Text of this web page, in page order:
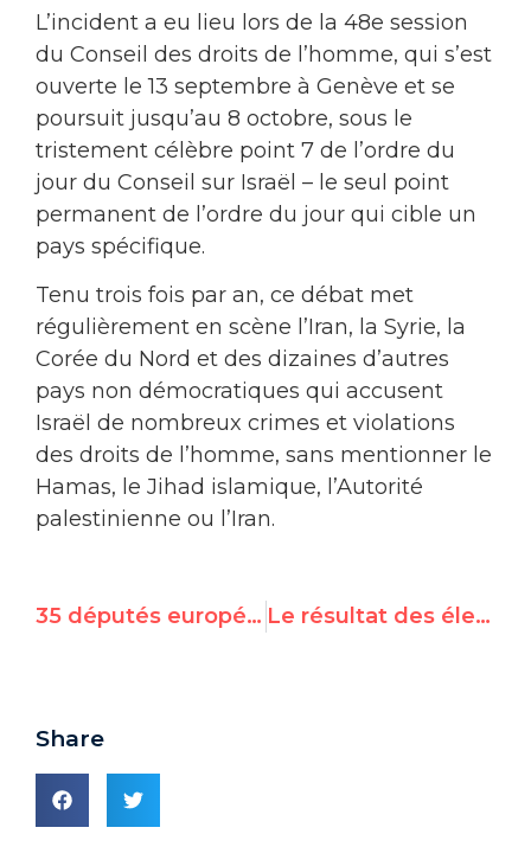
L’incident a eu lieu lors de la 48e session
du Conseil des droits de l’homme, qui s’est
ouverte le 13 septembre à Genève et se
poursuit jusqu’au 8 octobre, sous le
tristement célèbre point 7 de l’ordre du
jour du Conseil sur Israël – le seul point
permanent de l’ordre du jour qui cible un
pays spécifique.
Tenu trois fois par an, ce débat met
régulièrement en scène l’Iran, la Syrie, la
Corée du Nord et des dizaines d’autres
pays non démocratiques qui accusent
Israël de nombreux crimes et violations
des droits de l’homme, sans mentionner le
Hamas, le Jihad islamique, l’Autorité
palestinienne ou l’Iran.
35 députés européens demandent aux Etats de se retirer de la conférence de l’ONU entachée d’antisémitisme Le résultat des élections du CDH connu d’avance: 31,9% de démocraties uniquement
Share